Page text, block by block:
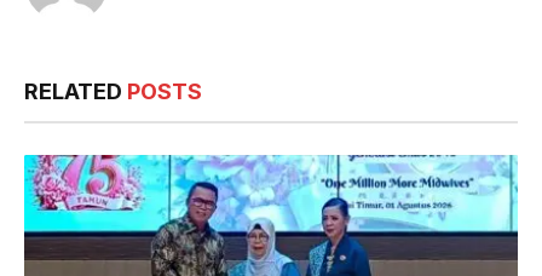
RELATED POSTS